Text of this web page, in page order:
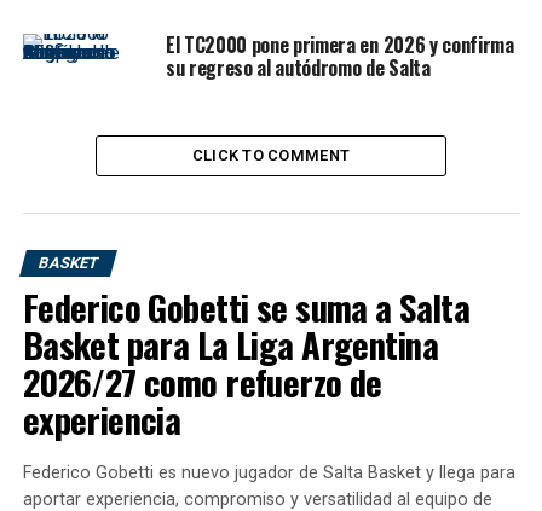
El TC2000 pone primera en 2026 y confirma
su regreso al autódromo de Salta
CLICK TO COMMENT
BASKET
Federico Gobetti se suma a Salta
Basket para La Liga Argentina
2026/27 como refuerzo de
experiencia
Federico Gobetti es nuevo jugador de Salta Basket y llega para
aportar experiencia, compromiso y versatilidad al equipo de